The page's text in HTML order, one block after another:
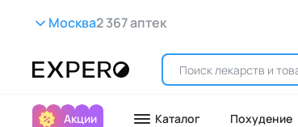
Москва2 367 аптек
Акции Каталог Похудение